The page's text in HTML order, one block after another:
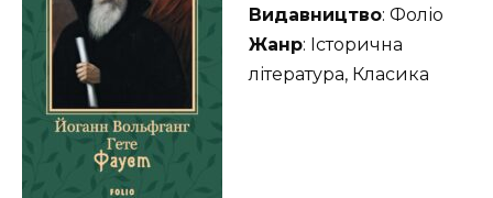
Видавництво: Фоліо
Жанр: Історична
література, Класика